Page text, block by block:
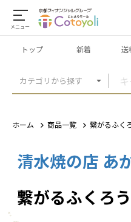
メニュー
カテゴリから探す
トップ 新着 送
ホーム 商品一覧 繋がるふく
清水焼の店 あ
繋がるふくろ